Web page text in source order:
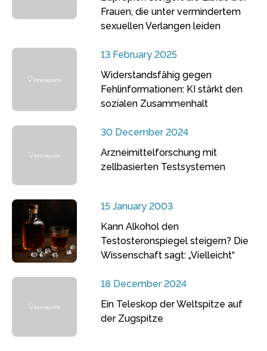
Frauen, die unter vermindertem
sexuellen Verlangen leiden
13 February 2025
Widerstandsfähig gegen
Fehlinformationen: KI stärkt den
sozialen Zusammenhalt
30 December 2024
Arzneimittelforschung mit
zellbasierten Testsystemen
15 January 2003
Kann Alkohol den
Testosteronspiegel steigern? Die
Wissenschaft sagt: „Vielleicht“
18 December 2024
Ein Teleskop der Weltspitze auf
der Zugspitze